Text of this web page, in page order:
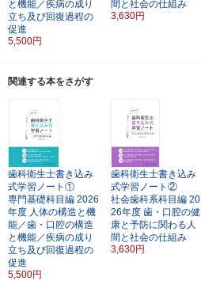
と機能／疾病の成り
立ち及び回復過程の
促進
5,500円
間と社会の仕組み
3,630円
関連する本をさがす
歯科衛生士書き込み
式学習ノート①
専門基礎科目編 2026
年度 人体の構造と機
能／歯・口腔の構造
と機能／疾病の成り
立ち及び回復過程の
促進
5,500円
歯科衛生士書き込み
式学習ノート②
社会歯科系科目編 20
26年度 歯・口腔の健
康と予防に関わる人
間と社会の仕組み
3,630円